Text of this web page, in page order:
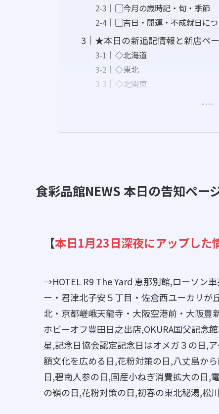
▢今月の歳時記・旬・季節
▢吉日・開運・不成就日につ
★本日の新追記情報と新店ペ
◇北海道
◇東北
◇北関東
食彩品館NEWS 本日の告知ペー
【本日1月23日深夜にアップした
→HOTEL R9 The Yard 恵那別館,ローソン
ー・君津北子安５丁目・佐倉西ユーカリが
北・京都嵯峨天龍寺・大阪空港前・大阪豊
ホビーオフ豊田日之出店,OKURA国父記念
星,記念日協会認定記念日はオメガ３の日,
額文化を広める日,花粉対策の日,八丈島か
日,碧南人参の日,国産小ねぎ消費拡大の日,
の嶺の日,花粉対策の日,初春の東北秘湯,松